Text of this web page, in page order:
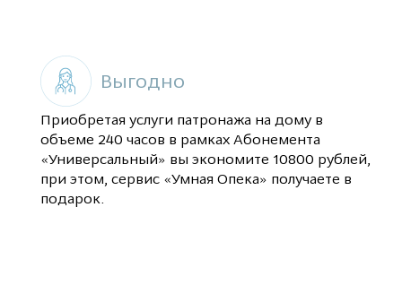
Выгодно
Приобретая услуги патронажа на дому в
объеме 240 часов в рамках Абонемента
«Универсальный» вы экономите 10800 рублей,
при этом, сервис «Умная Опека» получаете в
подарок.